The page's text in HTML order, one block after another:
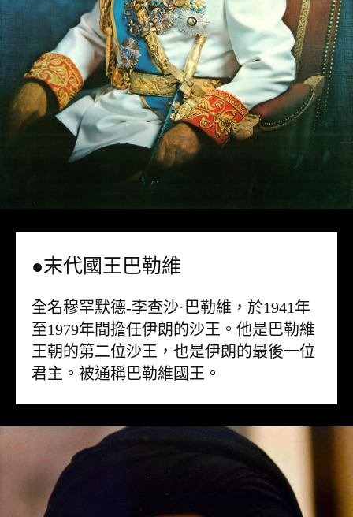
●末代國王巴勒維
全名穆罕默德-李查沙·巴勒維，於1941年
至1979年間擔任伊朗的沙王。他是巴勒維
王朝的第二位沙王，也是伊朗的最後一位
君主。被通稱巴勒維國王。